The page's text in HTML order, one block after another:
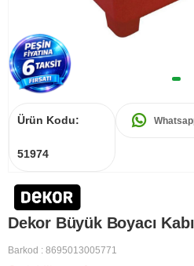
Ürün Kodu:
51974
Dekor Büyük Boyacı
Barkod : 8695013005771